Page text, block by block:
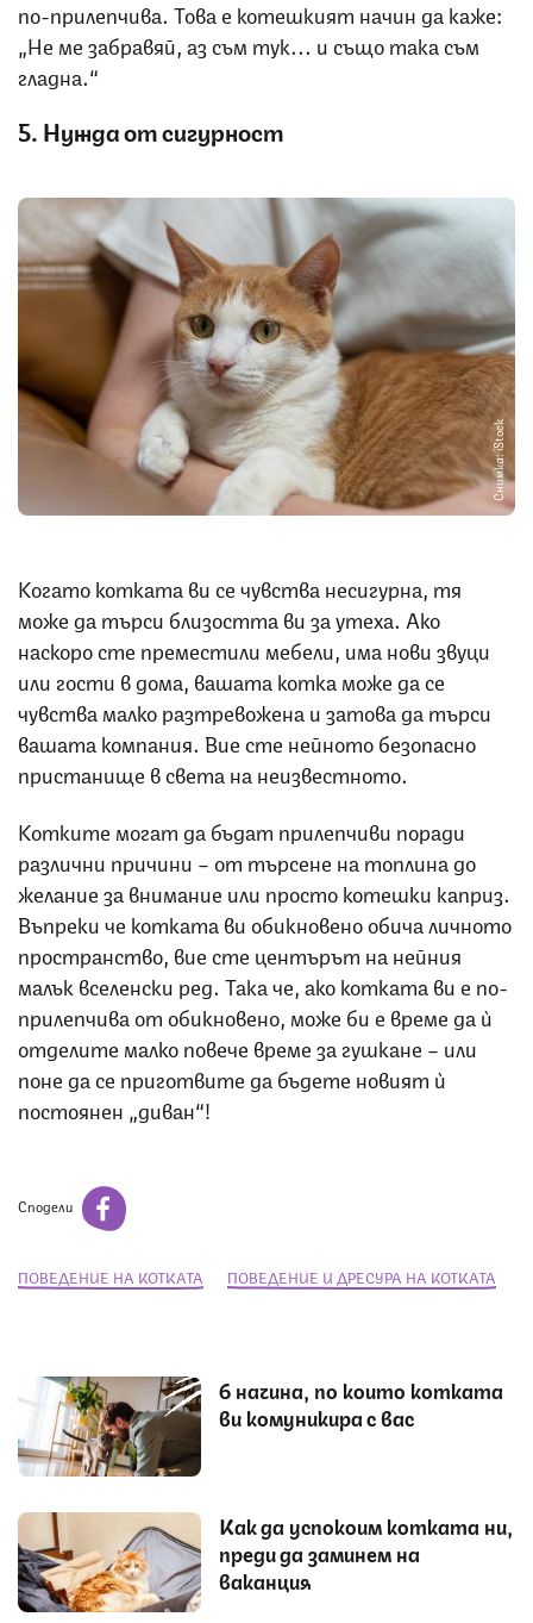
по-прилепчива. Това е котешкият начин да каже:
„Не ме забравяй, аз съм тук... и също така съм
гладна.“
5. Нужда от сигурност
Снимка: iStock
Когато котката ви се чувства несигурна, тя
може да търси близостта ви за утеха. Ако
наскоро сте преместили мебели, има нови звуци
или гости в дома, вашата котка може да се
чувства малко разтревожена и затова да търси
вашата компания. Вие сте нейното безопасно
пристанище в света на неизвестното.
Котките могат да бъдат прилепчиви поради
различни причини – от търсене на топлина до
желание за внимание или просто котешки каприз.
Въпреки че котката ви обикновено обича личното
пространство, вие сте центърът на нейния
малък вселенски ред. Така че, ако котката ви е по-
прилепчива от обикновено, може би е време да ѝ
отделите малко повече време за гушкане – или
поне да се приготвите да бъдете новият ѝ
постоянен „диван“!
Сподели
ПОВЕДЕНИЕ НА КОТКАТА ПОВЕДЕНИЕ И ДРЕСУРА НА КОТКАТА
6 начина, по които котката
ви комуникира с вас
Как да успокоим котката ни,
преди да заминем на
ваканция